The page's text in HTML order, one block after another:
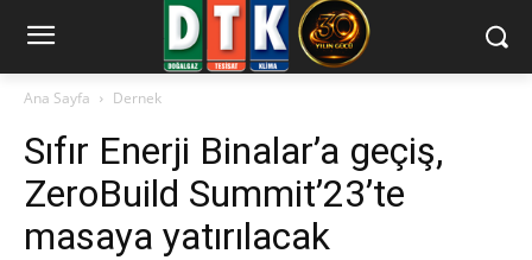
Ana Sayfa Dernek
Sıfır Enerji Binalar’a geçiş,
ZeroBuild Summit’23’te
masaya yatırılacak